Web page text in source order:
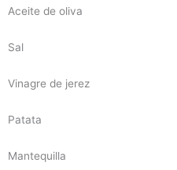
Aceite de oliva
Sal
Vinagre de jerez
Patata
Mantequilla